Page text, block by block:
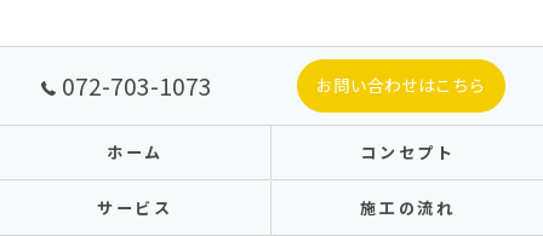
072-703-1073 お問い合わせはこちら
ホーム コンセプト
サービス 施工の流れ